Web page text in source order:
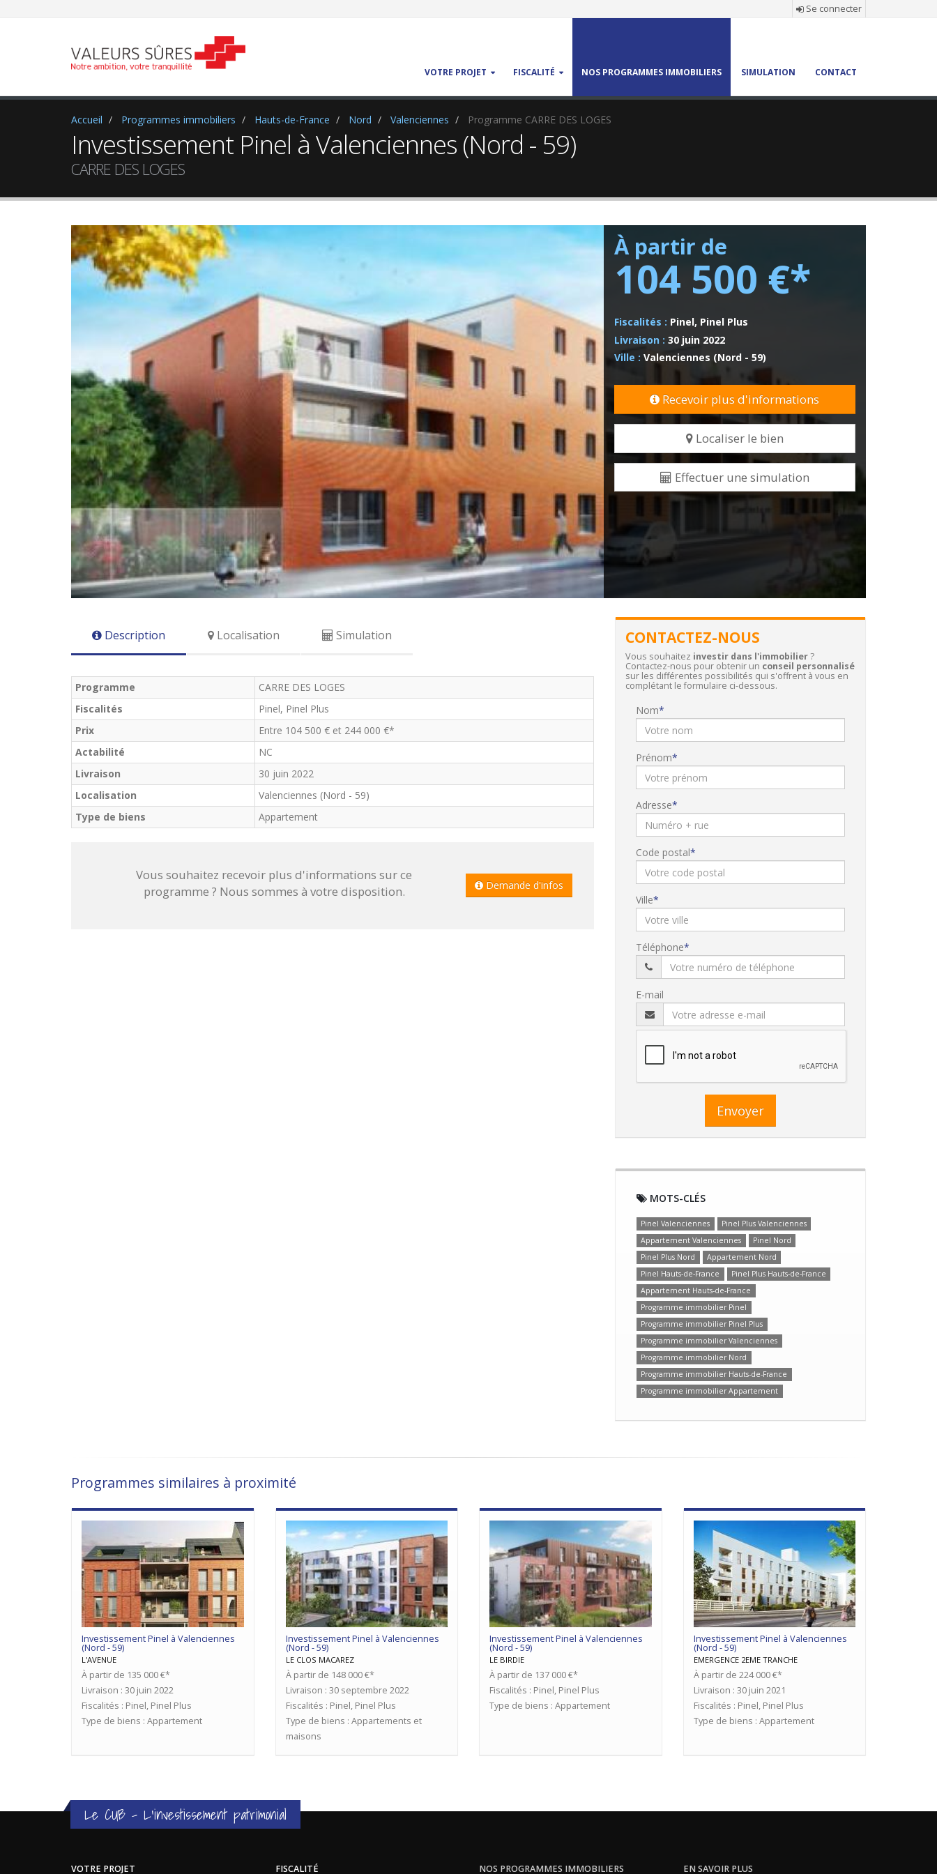
Se connecter
VOTRE PROJET FISCALITÉ NOS PROGRAMMES IMMOBILIERS SIMULATION CONTACT
Accueil Programmes immobiliers Hauts-de-France Nord Valenciennes Programme CARRE DES LOGES
Investissement Pinel à Valenciennes (Nord - 59)
CARRE DES LOGES
À partir de
104 500 €*
Fiscalités : Pinel, Pinel Plus
Livraison : 30 juin 2022
Ville : Valenciennes (Nord - 59)
Recevoir plus d'informations
Localiser le bien
Effectuer une simulation
Description Localisation Simulation
Programme
CARRE DES LOGES
Fiscalités
Pinel, Pinel Plus
Prix
Entre 104 500 € et 244 000 €*
Actabilité
NC
Livraison
30 juin 2022
Localisation
Valenciennes (Nord - 59)
Type de biens
Appartement
Vous souhaitez recevoir plus d'informations sur ce
programme ? Nous sommes à votre disposition.
Demande d'infos
CONTACTEZ-NOUS
Vous souhaitez investir dans l'immobilier ?
Contactez-nous pour obtenir un conseil personnalisé
sur les différentes possibilités qui s'offrent à vous en
complétant le formulaire ci-dessous.
Nom
Prénom
Adresse
Code postal
Ville
Téléphone
E-mail
Envoyer
MOTS-CLÉS
Pinel Valenciennes
Pinel Plus Valenciennes
Appartement Valenciennes
Pinel Nord
Pinel Plus Nord
Appartement Nord
Pinel Hauts-de-France
Pinel Plus Hauts-de-France
Appartement Hauts-de-France
Programme immobilier Pinel
Programme immobilier Pinel Plus
Programme immobilier Valenciennes
Programme immobilier Nord
Programme immobilier Hauts-de-France
Programme immobilier Appartement
Programmes similaires à proximité
Investissement Pinel à Valenciennes
(Nord - 59)
L'AVENUE
À partir de 135 000 €*
Livraison : 30 juin 2022
Fiscalités : Pinel, Pinel Plus
Type de biens : Appartement
Investissement Pinel à Valenciennes
(Nord - 59)
LE CLOS MACAREZ
À partir de 148 000 €*
Livraison : 30 septembre 2022
Fiscalités : Pinel, Pinel Plus
Type de biens : Appartements et
maisons
Investissement Pinel à Valenciennes
(Nord - 59)
LE BIRDIE
À partir de 137 000 €*
Fiscalités : Pinel, Pinel Plus
Type de biens : Appartement
Investissement Pinel à Valenciennes
(Nord - 59)
EMERGENCE 2EME TRANCHE
À partir de 224 000 €*
Livraison : 30 juin 2021
Fiscalités : Pinel, Pinel Plus
Type de biens : Appartement
Le CUB - L'investissement patrimonial
VOTRE PROJET FISCALITÉ NOS PROGRAMMES IMMOBILIERS EN SAVOIR PLUS